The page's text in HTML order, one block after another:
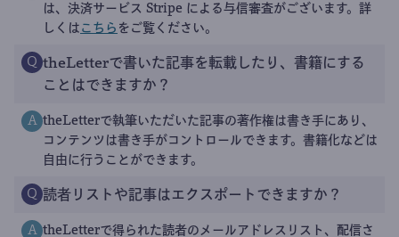
は、決済サービス Stripe による与信審査がございます。詳
しくは こちら をご覧ください。
Q theLetterで書いた記事を転載したり、書籍にする
ことはできますか？
A theLetterで執筆いただいた記事の著作権は書き手にあり、
コンテンツは書き手がコントロールできます。書籍化などは
自由に行うことができます。
Q 読者リストや記事はエクスポートできますか？
A theLetterで得られた読者のメールアドレスリスト、配信さ